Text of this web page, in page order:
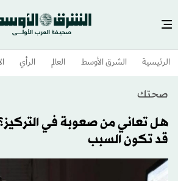
الرئيسية الشرق الأوسط​ العالم الرأي
صحتك
هل تعاني من صعوبة في
قد تكون السبب